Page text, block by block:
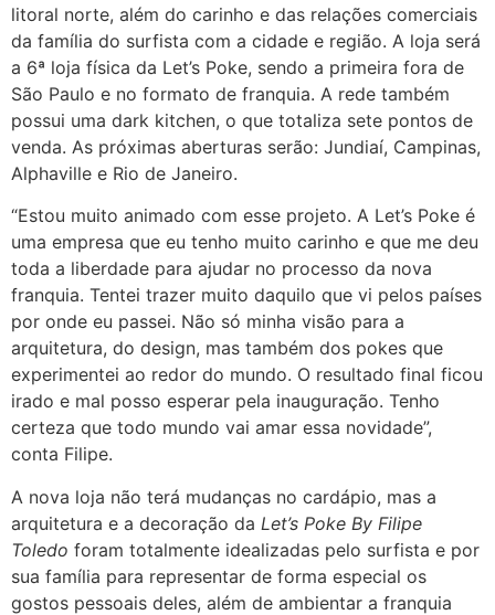
litoral norte, além do carinho e das relações comerciais
da família do surfista com a cidade e região. A loja será
a 6ª loja física da Let’s Poke, sendo a primeira fora de
São Paulo e no formato de franquia. A rede também
possui uma dark kitchen, o que totaliza sete pontos de
venda. As próximas aberturas serão: Jundiaí, Campinas,
Alphaville e Rio de Janeiro.
“Estou muito animado com esse projeto. A Let’s Poke é
uma empresa que eu tenho muito carinho e que me deu
toda a liberdade para ajudar no processo da nova
franquia. Tentei trazer muito daquilo que vi pelos países
por onde eu passei. Não só minha visão para a
arquitetura, do design, mas também dos pokes que
experimentei ao redor do mundo. O resultado final ficou
irado e mal posso esperar pela inauguração. Tenho
certeza que todo mundo vai amar essa novidade”,
conta Filipe.
A nova loja não terá mudanças no cardápio, mas a
arquitetura e a decoração da Let’s Poke By Filipe
Toledo foram totalmente idealizadas pelo surfista e por
sua família para representar de forma especial os
gostos pessoais deles, além de ambientar a franquia